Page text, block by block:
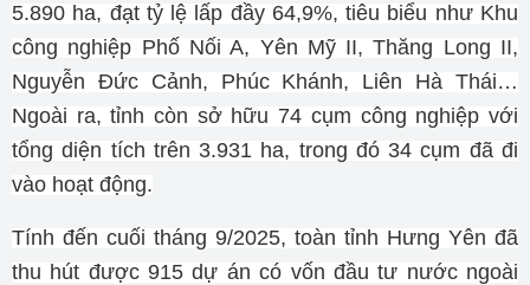
5.890 ha, đạt tỷ lệ lấp đầy 64,9%, tiêu biểu như Khu
công nghiệp Phố Nối A, Yên Mỹ II, Thăng Long II,
Nguyễn Đức Cảnh, Phúc Khánh, Liên Hà Thái…
Ngoài ra, tỉnh còn sở hữu 74 cụm công nghiệp với
tổng diện tích trên 3.931 ha, trong đó 34 cụm đã đi
vào hoạt động.
Tính đến cuối tháng 9/2025, toàn tỉnh Hưng Yên đã
thu hút được 915 dự án có vốn đầu tư nước ngoài